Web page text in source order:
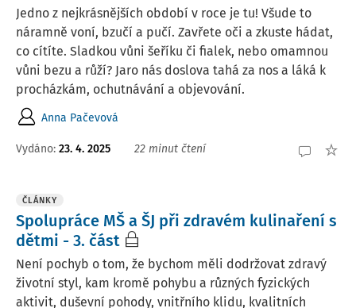
Jedno z nejkrásnějších období v roce je tu! Všude to
náramně voní, bzučí a pučí. Zavřete oči a zkuste hádat,
co cítíte. Sladkou vůni šeříku či fialek, nebo omamnou
vůni bezu a růží? Jaro nás doslova tahá za nos a láká k
procházkám, ochutnávání a objevování.
Anna Pačevová
Vydáno: 23. 4. 2025 22 minut čtení
ČLÁNKY
Spolupráce MŠ a ŠJ při zdravém kulinaření s
dětmi - 3. část
Není pochyb o tom, že bychom měli dodržovat zdravý
životní styl, kam kromě pohybu a různých fyzických
aktivit, duševní pohody, vnitřního klidu, kvalitních